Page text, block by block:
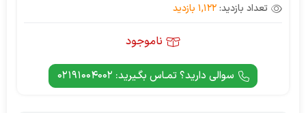
تعداد بازدید:1,122 بازدید
ناموجود
سوالی دارید؟ تمـاس بگـیرید: 02191004002